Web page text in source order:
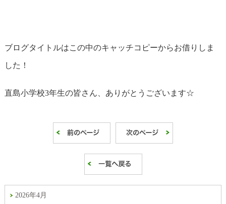
ブログタイトルはこの中のキャッチコピーからお借りしま
した！
直島小学校3年生の皆さん、ありがとうございます☆
2026年4月